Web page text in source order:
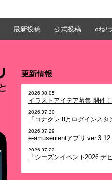
最新投稿 公式投稿 eね!
更新情報
2026.08.05
イラストアイデア募集 開催
2026.07.30
「コナクレ 8月ログインス
2026.07.29
e-amusementアプリ ver
2026.07.23
「シーズンイベント2026 デ